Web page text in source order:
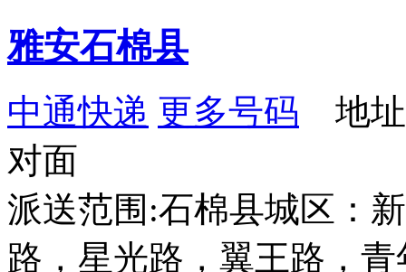
雅安石棉县
中通快递 更多号码 地址
对面
派送范围:石棉县城区：
路，星光路，翼王路，